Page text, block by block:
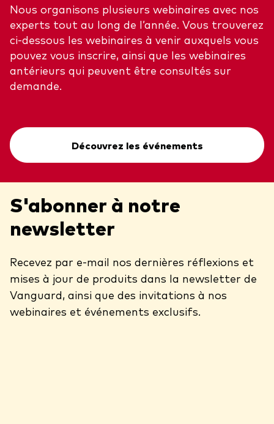
Nous organisons plusieurs webinaires avec nos
experts tout au long de l’année. Vous trouverez
ci-dessous les webinaires à venir auxquels vous
pouvez vous inscrire, ainsi que les webinaires
antérieurs qui peuvent être consultés sur
demande.
Découvrez les événements
S'abonner à notre
newsletter
Recevez par e-mail nos dernières réflexions et
mises à jour de produits dans la newsletter de
Vanguard, ainsi que des invitations à nos
webinaires et événements exclusifs.